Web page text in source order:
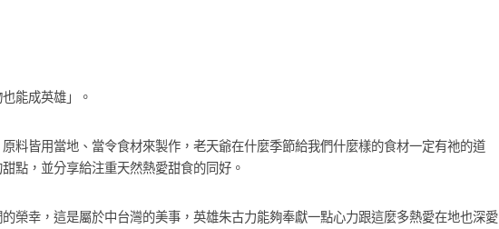
能成英雄」。
料皆用當地、當令食材來製作，老天爺在什麼季節給我們什麼樣的食材一定有祂的道
點，並分享給注重天然熱愛甜食的同好。
榮幸，這是屬於中台灣的美事，英雄朱古力能夠奉獻一點心力跟這麼多熱愛在地也深愛